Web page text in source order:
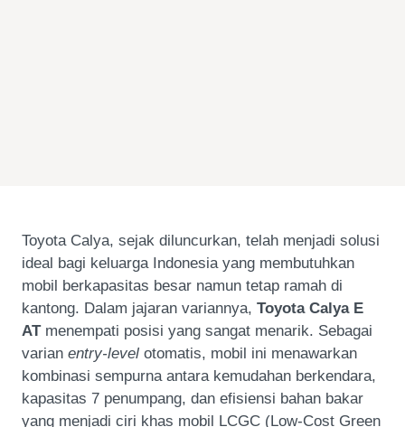
Toyota Calya, sejak diluncurkan, telah menjadi solusi
ideal bagi keluarga Indonesia yang membutuhkan
mobil berkapasitas besar namun tetap ramah di
kantong. Dalam jajaran variannya, Toyota Calya E
ATmenempati posisi yang sangat menarik. Sebagai
varian entry-level otomatis, mobil ini menawarkan
kombinasi sempurna antara kemudahan berkendara,
kapasitas 7 penumpang, dan efisiensi bahan bakar
yang menjadi ciri khas mobil LCGC (Low-Cost Green